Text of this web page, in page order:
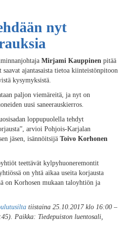
nyt
Mirjami Kauppinen pitää
ajantasaista tietoa kiinteistönpitoon
kysymyksistä.
paljon viemäreitä, ja nyt on
uusi saneerauskierros.
loppupuolella tehdyt
arvioi Pohjois-Karjalan
jäsen, isännöitsijä Toivo Korhonen
teettävät kylpyhuoneremontit
on yhtä aikaa useita korjausta
on Korhosen mukaan taloyhtiön ja
tiistaina 25.10.2017 klo 16:00 –
Paikka: Tiedepuiston luentosali,